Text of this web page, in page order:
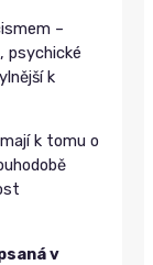
–
psychické
k
k tomu o
v